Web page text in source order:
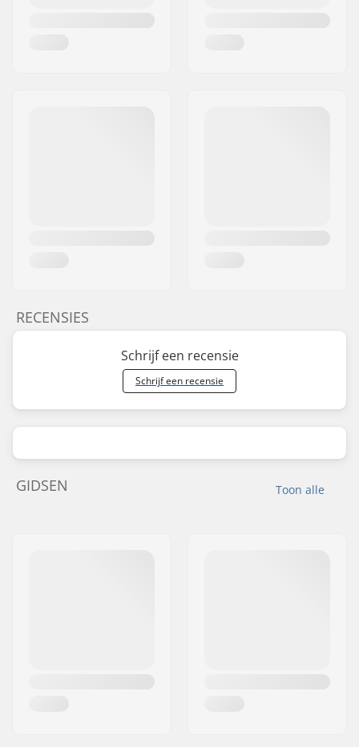
RECENSIES
Schrijf een recensie
Schrijf een recensie
Toon alle
GIDSEN